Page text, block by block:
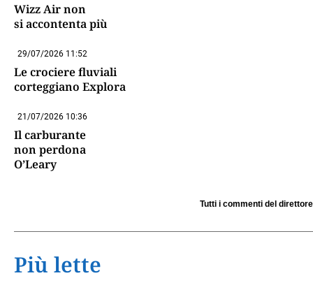
Wizz Air non
si accontenta più
29/07/2026 11:52
Le crociere fluviali
corteggiano Explora
21/07/2026 10:36
Il carburante
non perdona
O’Leary
Tutti i commenti del direttore
Più lette